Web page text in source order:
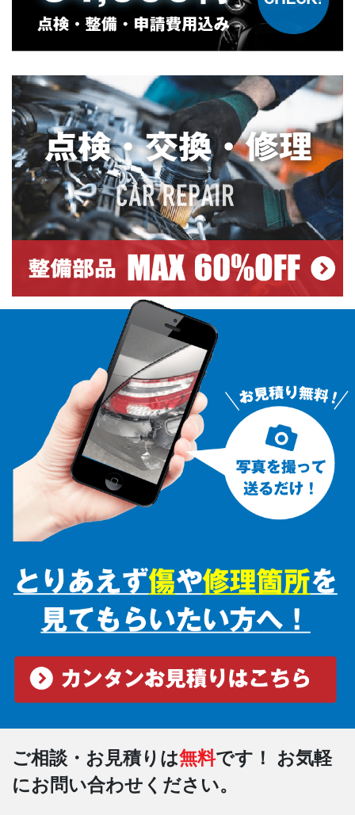
ご相談・お見積りは無料です！
お気軽
にお問い合わせください。